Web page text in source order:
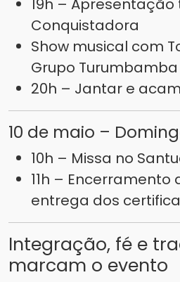
19h –
Conquistadora
Show musical com
Grupo Turumbamba
20h – Jantar e
10 de maio –
10h – Missa no
11h –
entrega dos
Integração, fé e
marcam o evento